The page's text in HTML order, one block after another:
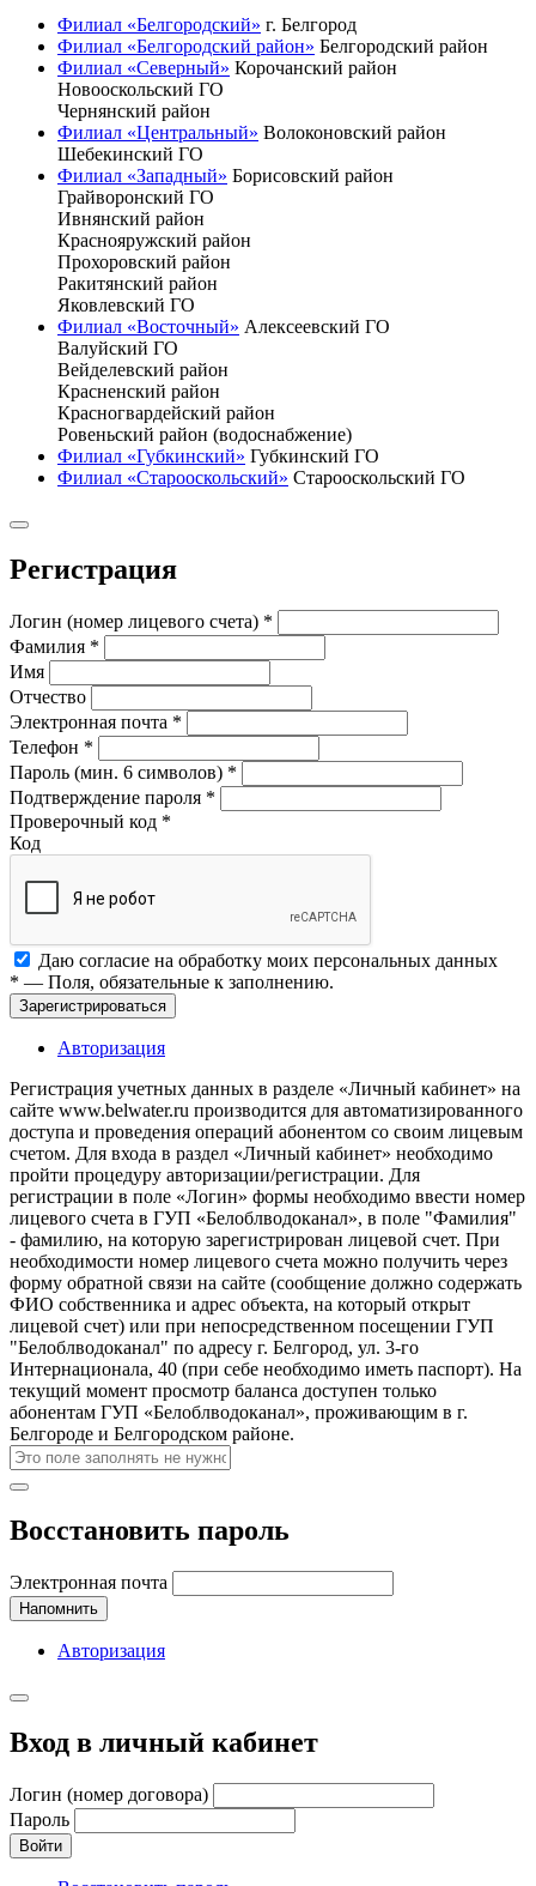
Филиал «Белгородский» г. Белгород
Филиал «Белгородский район» Белгородский район
Филиал «Северный» Корочанский район
Новооскольский ГО
Чернянский район
Филиал «Центральный» Волоконовский район
Шебекинский ГО
Филиал «Западный» Борисовский район
Грайворонский ГО
Ивнянский район
Краснояружский район
Прохоровский район
Ракитянский район
Яковлевский ГО
Филиал «Восточный» Алексеевский ГО
Валуйский ГО
Вейделевский район
Красненский район
Красногвардейский район
Ровеньский район (водоснабжение)
Филиал «Губкинский» Губкинский ГО
Филиал «Старооскольский» Старооскольский ГО
Регистрация
Логин (номер лицевого счета) *
Фамилия *
Имя
Отчество
Электронная почта *
Телефон *
Пароль (мин. 6 символов) *
Подтверждение пароля *
Проверочный код *
Код
Даю согласие на обработку моих персональных данных
* — Поля, обязательные к заполнению.
Зарегистрироваться
Авторизация
Регистрация учетных данных в разделе «Личный кабинет» на
сайте www.belwater.ru производится для автоматизированного
доступа и проведения операций абонентом со своим лицевым
счетом. Для входа в раздел «Личный кабинет» необходимо
пройти процедуру авторизации/регистрации. Для
регистрации в поле «Логин» формы необходимо ввести номер
лицевого счета в ГУП «Белоблводоканал», в поле "Фамилия"
- фамилию, на которую зарегистрирован лицевой счет. При
необходимости номер лицевого счета можно получить через
форму обратной связи на сайте (сообщение должно содержать
ФИО собственника и адрес объекта, на который открыт
лицевой счет) или при непосредственном посещении ГУП
"Белоблводоканал" по адресу г. Белгород, ул. 3-го
Интернационала, 40 (при себе необходимо иметь паспорт). На
текущий момент просмотр баланса доступен только
абонентам ГУП «Белоблводоканал», проживающим в г.
Белгороде и Белгородском районе.
Восстановить пароль
Электронная почта
Напомнить
Авторизация
Вход в личный кабинет
Логин (номер договора)
Пароль
Войти